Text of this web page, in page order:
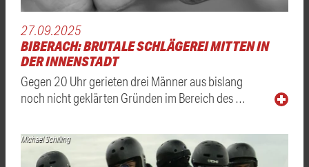
27.09.2025
BIBERACH: BRUTALE SCHLÄGEREI MITTEN IN
DER INNENSTADT
Gegen 20 Uhr gerieten drei Männer aus bislang
noch nicht geklärten Gründen im Bereich des …
Michael Schilling